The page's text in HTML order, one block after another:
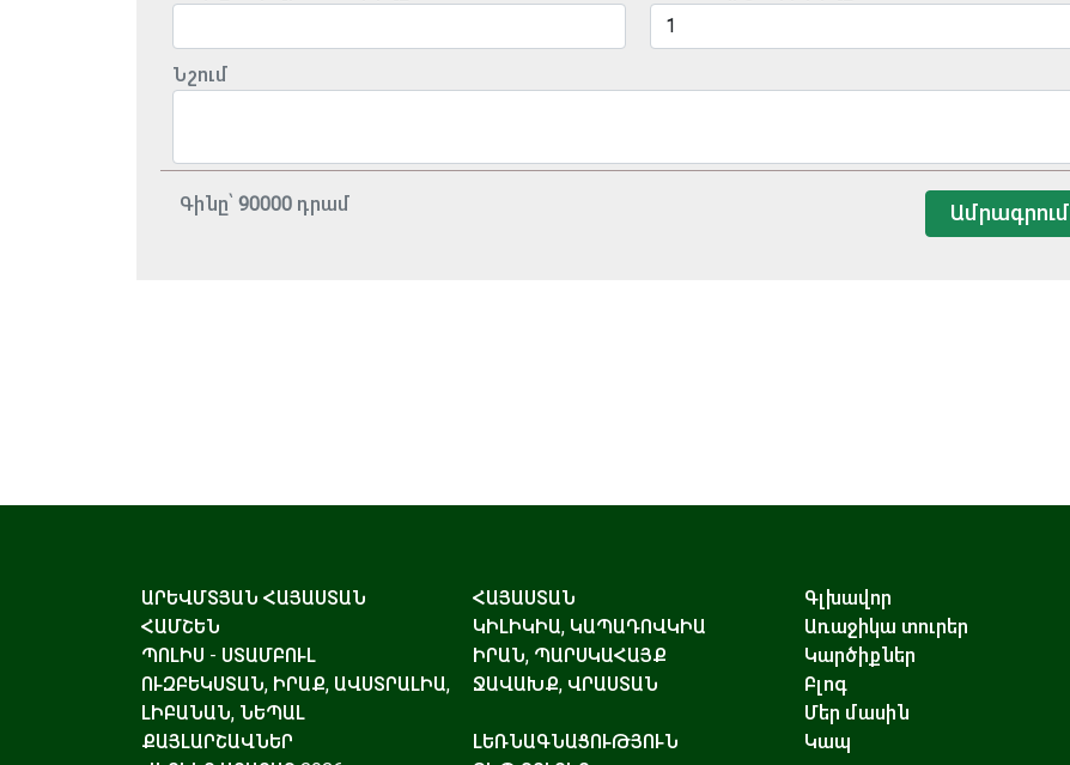
Նշում
Գինը՝ 90000 դրամ Ամրագրում
ԱՐԵՎՄՏՅԱՆ ՀԱՅԱՍՏԱՆ
ՀԱՅԱՍՏԱՆ
ՀԱՄՇԵՆ
ԿԻԼԻԿԻԱ, ԿԱՊԱԴՈՎԿԻԱ
ՊՈԼԻՍ - ՍՏԱՄԲՈՒԼ
ԻՐԱՆ, ՊԱՐՍԿԱՀԱՅՔ
ՈՒԶԲԵԿՍՏԱՆ, ԻՐԱՔ, ԱՎՍՏՐԱԼԻԱ,
ԼԻԲԱՆԱՆ, ՆԵՊԱԼ
ՋԱՎԱԽՔ, ՎՐԱՍՏԱՆ
ՔԱՅԼԱՐՇԱՎՆԵՐ
ԼԵՌՆԱԳՆԱՑՈՒԹՅՈՒՆ
Գլխավոր
Առաջիկա տուրեր
Կարծիքներ
Բլոգ
Մեր մասին
Կապ